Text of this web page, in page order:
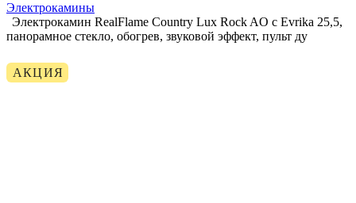
Электрокамины
Электрокамин RealFlame Country Lux Rock AO с Evrika 25,5,
панорамное стекло, обогрев, звуковой эффект, пульт ду
АКЦИЯ